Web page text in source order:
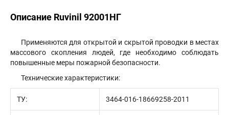
Описание Ruvinil 92001НГ
Применяются для открытой и скрытой проводки в местах
массового скопления людей, где необходимо соблюдать
повышенные меры пожарной безопасности.
Технические характеристики:
ТУ: 3464-016-18669258-2011